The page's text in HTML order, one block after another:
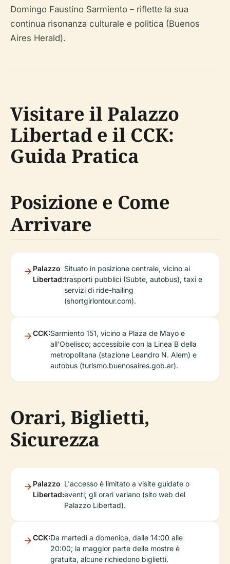
Domingo Faustino Sarmiento – riflette la sua
continua risonanza culturale e politica (Buenos
Aires Herald).
Visitare il Palazzo
Libertad e il CCK:
Guida Pratica
Posizione e Come
Arrivare
Palazzo
Libertad:
Situato in posizione centrale, vicino ai
trasporti pubblici (Subte, autobus), taxi e
servizi di ride-hailing
(shortgirlontour.com).
CCK:Sarmiento 151, vicino a Plaza de Mayo e
all'Obelisco; accessibile con la Linea B della
metropolitana (stazione Leandro N. Alem) e
autobus (turismo.buenosaires.gob.ar).
Orari, Biglietti,
Sicurezza
Palazzo
Libertad:
L'accesso è limitato a visite guidate o
eventi; gli orari variano (sito web del
Palazzo Libertad).
CCK:Da martedì a domenica, dalle 14:00 alle
20:00; la maggior parte delle mostre è
gratuita, alcune richiedono biglietti.